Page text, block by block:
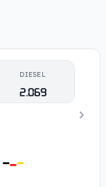
DIESEL
2.069